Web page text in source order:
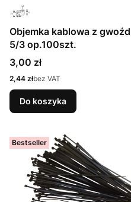
Objemka kablowa z
5/3 op.100szt.
Cena
3,00 zł
Cena
2,44 złbez VAT
Do koszyka
Bestseller